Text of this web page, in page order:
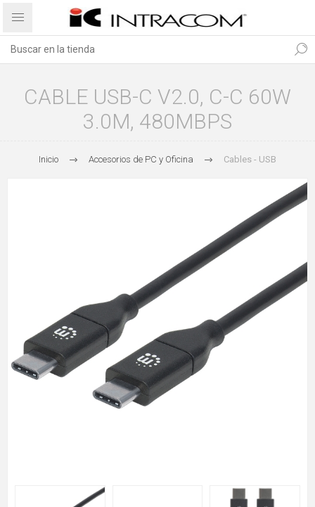
CABLE USB-C V2.0, C-C 60W
3.0M, 480MBPS
Inicio Accesorios de PC y Oficina Cables - USB